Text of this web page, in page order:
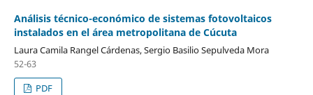
Análisis técnico-económico de sistemas fotovoltaicos
instalados en el área metropolitana de Cúcuta
Laura Camila Rangel Cárdenas, Sergio Basilio Sepulveda Mora
52-63
PDF